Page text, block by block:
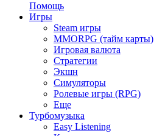
Помощь
Игры
Steam игры
MMORPG (тайм карты)
Игровая валюта
Стратегии
Экшн
Симуляторы
Ролевые игры (RPG)
Еще
Турбомузыка
Easy Listening